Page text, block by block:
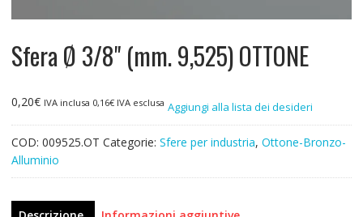
Sfera Ø 3/8" (mm. 9,525) OTTONE
0,20€ IVA inclusa 0,16€IVA esclusa Aggiungi alla lista dei desideri
COD: 009525.OT Categorie: Sfere per industria, Ottone-Bronzo-
Alluminio